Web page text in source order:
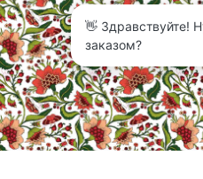
👋 Здравствуйте!
заказом?